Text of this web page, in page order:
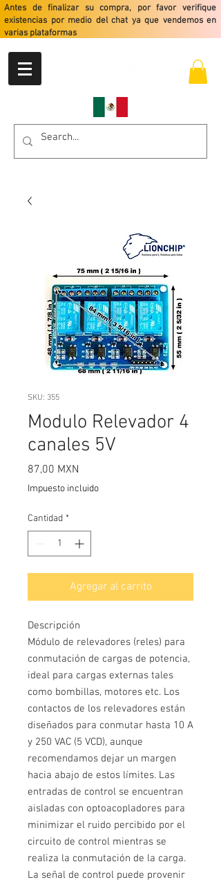
Antes de finalizar su compra, por favor verifique
existencias por medio del chat ya que vendemos en
varias plataformas
SKU: 355
Modulo Relevador 4
canales 5V
87,00 MXN
Impuesto incluido
Cantidad *
Agregar al carrito
Descripción
Módulo de relevadores (reles) para
conmutación de cargas de potencia,
ideal para cargas externas tales
como bombillas, motores etc. Los
contactos de los relevadores están
diseñados para conmutar hasta 10 A
y 250 VAC (5 VCD), aunque
recomendamos dejar un margen
hacia abajo de estos límites. Las
entradas de control se encuentran
aisladas con optoacopladores para
minimizar el ruido percibido por el
circuito de control mientras se
realiza la conmutación de la carga.
La señal de control puede provenir